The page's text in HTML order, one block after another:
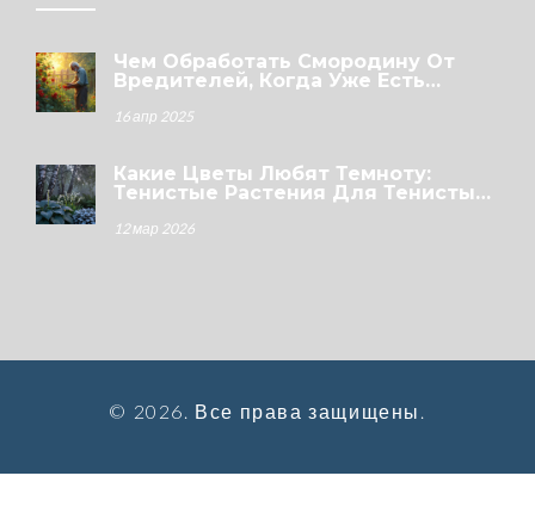
Чем Обработать Смородину От
Вредителей, Когда Уже Есть
16 апр 2025
Какие Цветы Любят Темноту:
Тенистые Растения Для Тенистых
12 мар 2026
© 2026. Все права защищены.